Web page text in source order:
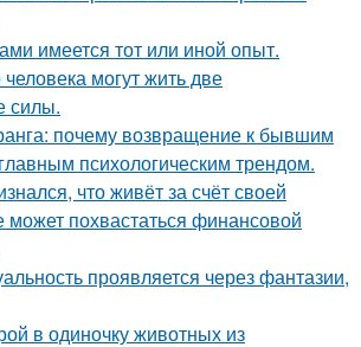
имеется тот или иной опыт.
могут жить две
силы.
почему возвращение к бывшим
психологическим трендом.
что живёт за счёт своей
может похвастаться финансовой
проявляется через фантазии,
в одиночку животных из